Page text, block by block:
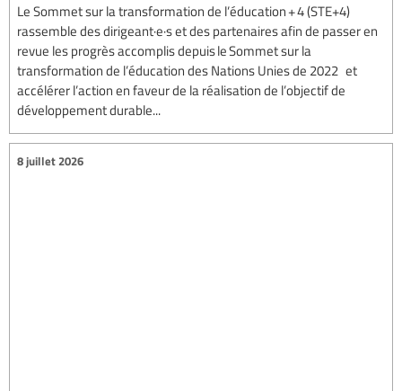
Le Sommet sur la transformation de l’éducation + 4 (STE+4)
rassemble des dirigeant·e·s et des partenaires afin de passer en
revue les progrès accomplis depuis le Sommet sur la
transformation de l’éducation des Nations Unies de 2022 et
accélérer l’action en faveur de la réalisation de l’objectif de
développement durable...
8 juillet 2026